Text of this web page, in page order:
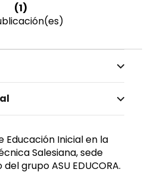
(1)
Jordana Ximena
Educación Inicial en la
Salesiana, sede
grupo ASU EDUCORA.